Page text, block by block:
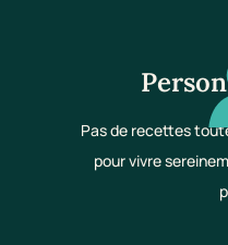
Pas de recettes
pour vivre